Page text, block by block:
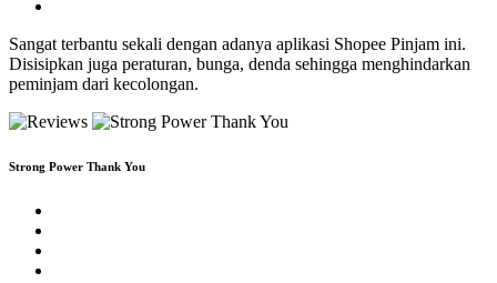
Sangat terbantu sekali dengan adanya aplikasi Shopee Pinjam ini.
Disisipkan juga peraturan, bunga, denda sehingga menghindarkan
peminjam dari kecolongan.
Strong Power Thank You